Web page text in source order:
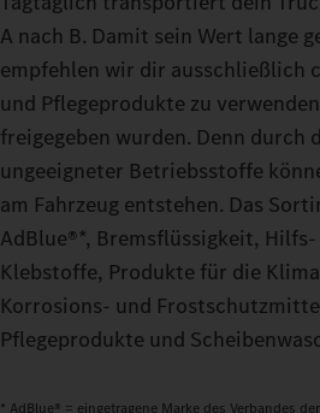
A nach B. Damit sein Wert lange
empfehlen wir dir ausschließlich
und Pflegeprodukte zu
freigegeben wurden. Denn durch
ungeeigneter Betriebsstoffe
am Fahrzeug entstehen. Das
AdBlue®*, Bremsflüssigkeit,
Klebstoffe, Produkte für die
Korrosions‑ und
Pflegeprodukte und
* AdBlue® = eingetragene Marke des Verbandes